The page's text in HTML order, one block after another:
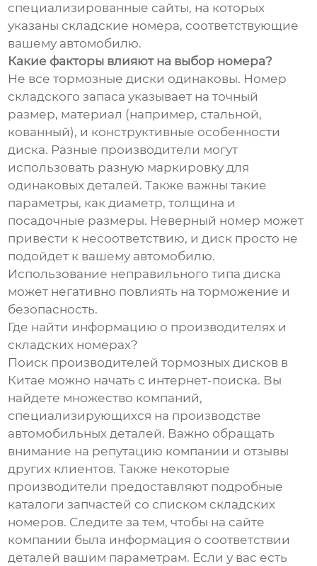
специализированные сайты, на которых
указаны складские номера, соответствующие
вашему автомобилю.
Какие факторы влияют на выбор номера?
Не все тормозные диски одинаковы. Номер
складского запаса указывает на точный
размер, материал (например, стальной,
кованный), и конструктивные особенности
диска. Разные производители могут
использовать разную маркировку для
одинаковых деталей. Также важны такие
параметры, как диаметр, толщина и
посадочные размеры. Неверный номер может
привести к несоответствию, и диск просто не
подойдет к вашему автомобилю.
Использование неправильного типа диска
может негативно повлиять на торможение и
безопасность.
Где найти информацию о производителях и
складских номерах?
Поиск производителей тормозных дисков в
Китае можно начать с интернет-поиска. Вы
найдете множество компаний,
специализирующихся на производстве
автомобильных деталей. Важно обращать
внимание на репутацию компании и отзывы
других клиентов. Также некоторые
производители предоставляют подробные
каталоги запчастей со списком складских
номеров. Следите за тем, чтобы на сайте
компании была информация о соответствии
деталей вашим параметрам. Если у вас есть